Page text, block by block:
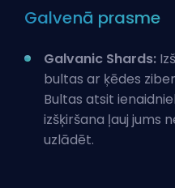
Galvenā prasme
Galvanic Shards:
bultas ar ķēdes
Bultas atsit
izšķiršana ļauj jums
uzlādēt.